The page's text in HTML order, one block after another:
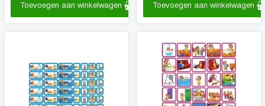
aan de tandarts of kapper.
Toevoegen aan winkelwagen Toevoegen aan winkelwagen